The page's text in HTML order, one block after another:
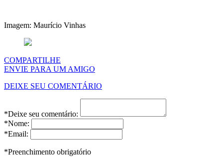
Imagem: Maurício Vinhas
COMPARTILHE
ENVIE PARA UM AMIGO
DEIXE SEU COMENTÁRIO
*Deixe seu comentário:
*Nome:
*Email:
*Preenchimento obrigatório